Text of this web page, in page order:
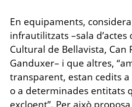
En equipaments,
infrautilitzats –sala d’actes
Cultural de Bellavista, Can
Ganduxer– i que altres,
transparent, estan cedits
o a determinades entitats
excloent”. Per això